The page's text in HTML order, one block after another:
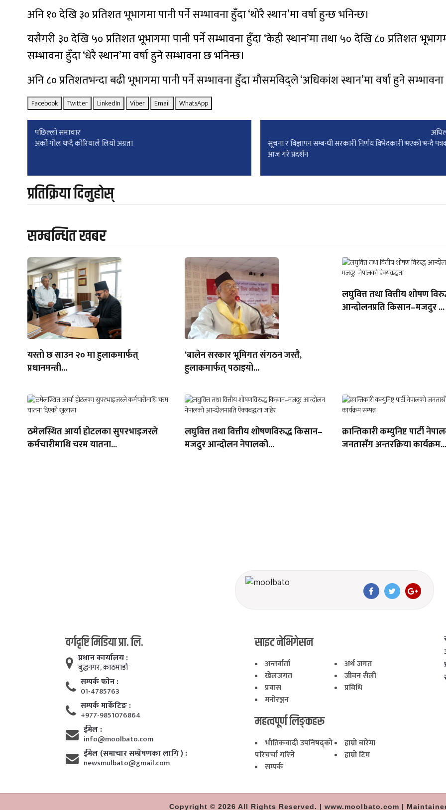
अनि १० देखि ३० प्रतिशत भूभागमा पानी पर्ने सम्भावना हुँदा ‘थोरै स्थान’मा वर्षा हुन्छ भनिन्छ।
यसैगरी ३० देखि ५० प्रतिशत भूभागमा पानी पर्ने सम्भावना हुँदा ‘केही स्थान’मा तथा ५० देखि ८० प्रतिशत
सम्भावना हुँदा ‘धेरै स्थान’मा वर्षा हुने सम्भावना छ भनिन्छ।
अनि ८० प्रतिशतभन्दा बढी भूभागमा पानी पर्ने सम्भावना हुँदा मौसमविद्ले ‘अधिकांश स्थान’मा वर्षा हुने
Facebook Twitter LinkedIn Viber Email WhatsApp
Post
पछिल्लाे समाचार
अर्को गोल थप्दै कोरियाले लियो अग्रता
सूचना र विज्ञापन सम्बन्धी सरकारी निर्णय विभेदकारी भएको भन्दै
आज गरे प्रदर्शन
प्रतिक्रिया दिनुहोस्
सम्बन्धित खबर
यस्तो छ साउन २० मा हुलाकमार्फत्
प्रधानमन्त्री...
‘बालेन सरकार भूमिगत संगठन जस्तै,
हुलाकमार्फत् पठाइयो...
लघुवित्त तथा वित्तीय शोषण
आन्दोलनप्रति किसान–मजदुर ...
ठमेलस्थित आर्या होटलका सुपरभाइजरले
कर्मचारीमाथि चरम यातना...
लघुवित्त तथा वित्तीय शोषणविरुद्ध किसान–
मजदुर आन्दोलन नेपालको...
क्रान्तिकारी कम्युनिष्ट पार्टी
जनतासँग अन्तरक्रिया कार्यक्रम...
वर्गदृष्टि मिडिया प्रा. लि.
प्रधान कार्यालय :
बुद्धनगर, काठमाडाैं
सम्पर्क फाेन :
01-4785763
सम्पर्क मार्केटिङ :
+977-9851076864
ईमेल :
info@moolbato.com
ईमेल (समाचार सम्प्रेषणका लागि ) :
newsmulbato@gmail.com
साइट नेभिगेसन
अन्तर्वार्ता
अर्थ जगत
खेलजगत
जीवन सैली
प्रवास
प्रविधि
मनोरञ्जन
महत्वपूर्ण लिङ्कहरू
भाैतिकवादी उपनिषद्काे
परिचर्चा गरिने
हाम्राे बारेमा
हाम्राे टिम
सम्पर्क
Copyright © 2026 All Rights Reserved. | www.moolbato.com |